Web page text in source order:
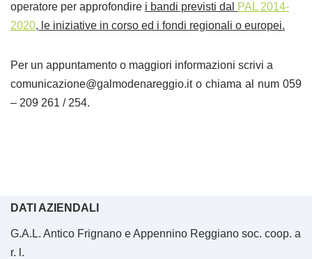
operatore per approfondire i bandi previsti dal
PAL 2014-
2020, le iniziative in corso ed i fondi regionali o europei.
Per un appuntamento o maggiori informazioni scrivi a
comunicazione@galmodenareggio.it o chiama al num 059
– 209 261 / 254.
DATI AZIENDALI
G.A.L. Antico Frignano e Appennino Reggiano soc. coop. a
r. l.